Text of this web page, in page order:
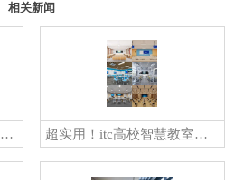
相关新闻
0纸张、0留痕、100%自主：麒麟软件携手itc保伦股份打造会务数字化新范式 超实用！itc高校智慧教室选型，看这就够